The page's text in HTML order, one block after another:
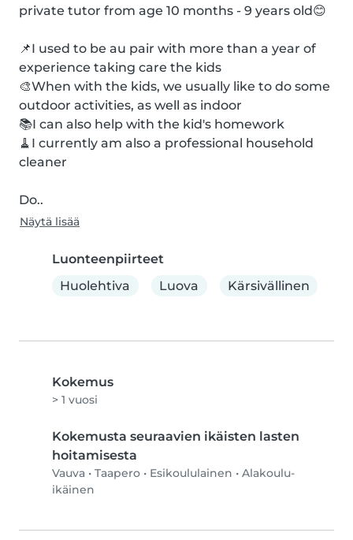
private tutor from age 10 months - 9 years old😊
📌I used to be au pair with more than a year of
experience taking care the kids
🎨When with the kids, we usually like to do some
outdoor activities, as well as indoor
📚I can also help with the kid's homework
🧹I currently am also a professional household
cleaner
Do..
Näytä lisää
Luonteenpiirteet
Huolehtiva
Luova Kärsivällinen
Kokemus
> 1 vuosi
Kokemusta seuraavien ikäisten lasten
hoitamisesta
Vauva • Taapero • Esikoululainen • Alakoulu-
ikäinen